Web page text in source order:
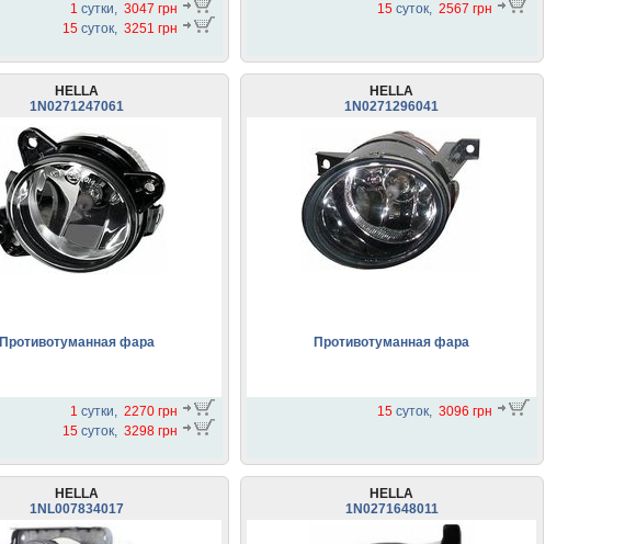
1 сутки, 3047 грн
15суток, 3251 грн
15суток, 2567 грн
HELLA
1N0271247061
Противотуманная фара
1 сутки, 2270 грн
15суток, 3298 грн
HELLA
1N0271296041
Противотуманная фара
15суток, 3096 грн
HELLA
1NL007834017
HELLA
1N0271648011